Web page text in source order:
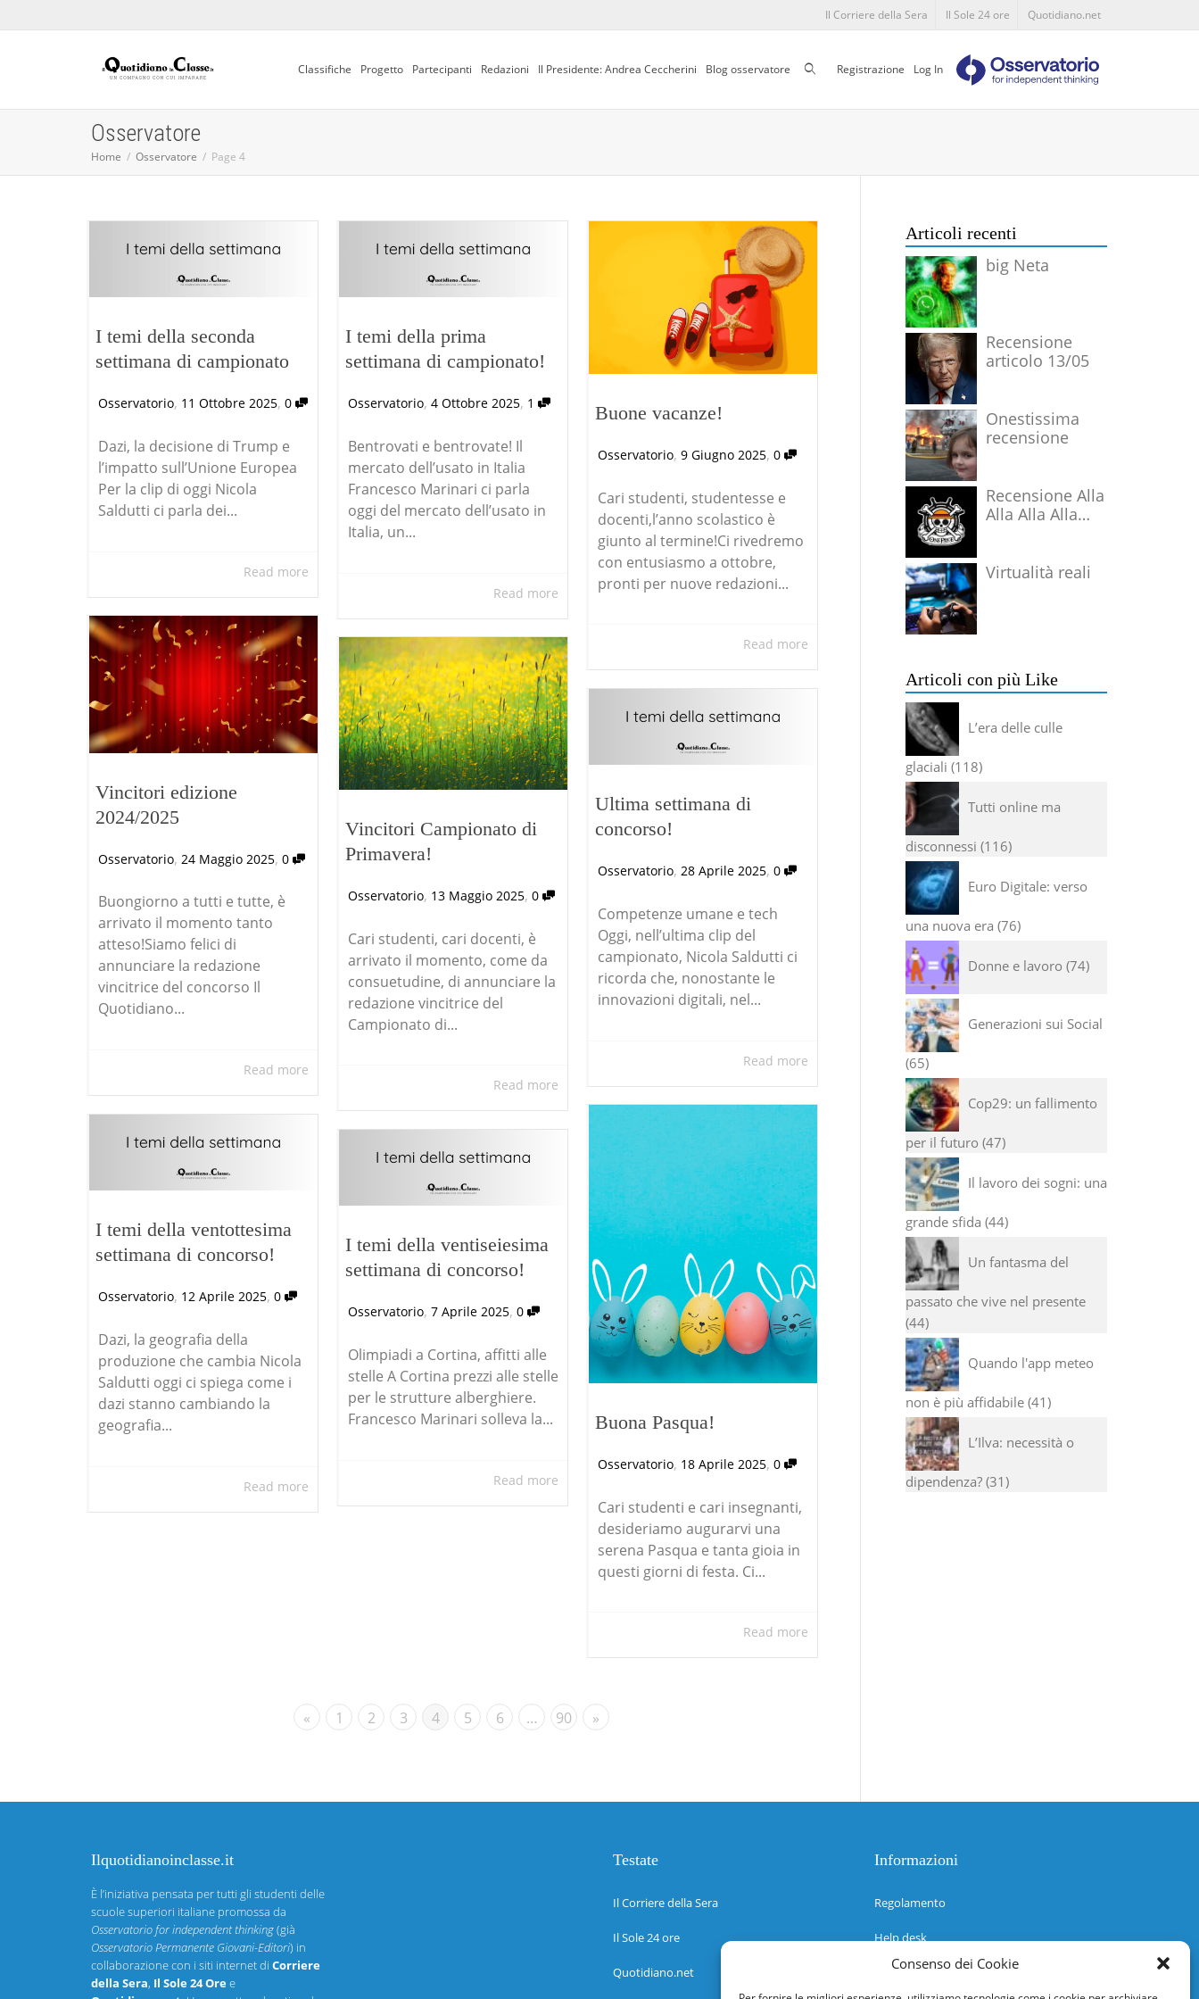
Consenso dei Cookie
Il Corriere della Sera Il Sole 24 ore Quotidiano.net
Classifiche Progetto Partecipanti Redazioni Il Presidente: Andrea Ceccherini Blog osservatore CercaRegistrazione Log In
Osservatore
Home Osservatore Page 4
I temi della seconda
settimana di campionato
Osservatorio, 11 Ottobre 2025, 0
Dazi, la decisione di Trump e
l’impatto sull’Unione Europea
Per la clip di oggi Nicola
Saldutti ci parla dei...
Read more
I temi della prima
settimana di campionato!
Osservatorio, 4 Ottobre 2025, 1
Bentrovati e bentrovate! Il
mercato dell’usato in Italia
Francesco Marinari ci parla
oggi del mercato dell’usato in
Italia, un...
Read more
Buone vacanze!
Osservatorio, 9 Giugno 2025, 0
Cari studenti, studentesse e
docenti,l’anno scolastico è
giunto al termine!Ci rivedremo
con entusiasmo a ottobre,
pronti per nuove redazioni...
Read more
Vincitori edizione
2024/2025
Osservatorio, 24 Maggio 2025, 0
Buongiorno a tutti e tutte, è
arrivato il momento tanto
atteso!Siamo felici di
annunciare la redazione
vincitrice del concorso Il
Quotidiano...
Read more
Vincitori Campionato di
Primavera!
Osservatorio, 13 Maggio 2025, 0
Cari studenti, cari docenti, è
arrivato il momento, come da
consuetudine, di annunciare la
redazione vincitrice del
Campionato di...
Read more
Ultima settimana di
concorso!
Osservatorio, 28 Aprile 2025, 0
Competenze umane e tech
Oggi, nell’ultima clip del
campionato, Nicola Saldutti ci
ricorda che, nonostante le
innovazioni digitali, nel...
Read more
Buona Pasqua!
Osservatorio, 18 Aprile 2025, 0
Cari studenti e cari insegnanti,
desideriamo augurarvi una
serena Pasqua e tanta gioia in
questi giorni di festa. Ci...
Read more
I temi della ventottesima
settimana di concorso!
Osservatorio, 12 Aprile 2025, 0
Dazi, la geografia della
produzione che cambia Nicola
Saldutti oggi ci spiega come i
dazi stanno cambiando la
geografia...
Read more
I temi della ventiseiesima
settimana di concorso!
Osservatorio, 7 Aprile 2025, 0
Olimpiadi a Cortina, affitti alle
stelle A Cortina prezzi alle stelle
per le strutture alberghiere.
Francesco Marinari solleva la...
Read more
« 1 2 3 4 5 6 … 90 »
Articoli recenti
big Neta
Recensione
articolo 13/05
Onestissima
recensione
Recensione Alla
Alla Alla Alla
Virtualità reali
Articoli con più Like
L’era delle culle
glaciali 118
Tutti online ma
disconnessi 116
Euro Digitale: verso
una nuova era 76
Donne e lavoro 74
Generazioni sui Social
65
Cop29: un fallimento
per il futuro 47
Il lavoro dei sogni: una
grande sfida 44
Un fantasma del
passato che vive nel presente
44
Quando l'app meteo
non è più affidabile 41
L’Ilva: necessità o
dipendenza? 31
Ilquotidianoinclasse.it
È l’iniziativa pensata per tutti gli studenti delle
scuole superiori italiane promossa da
Osservatorio for independent thinking(già
Osservatorio Permanente Giovani-Editori) in
collaborazione con i siti internet di Corriere
della Sera, Il Sole 24 Oree
Testate
Il Corriere della Sera
Il Sole 24 ore
Quotidiano.net
Informazioni
Regolamento
Help desk
Guida rapida